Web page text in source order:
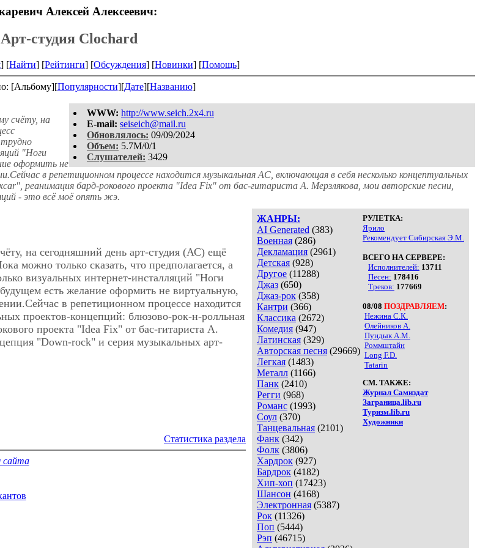
Алексей Алексеевич:
Арт-студия Clochard
] [Найти] [Рейтинги] [Обсуждения] [Новинки] [Помощь]
[Альбому][Популярности][Дате][Названию]
WWW: http://www.seich.2x4.ru
E-mail: seiseich@mail.ru
Обновлялось: 09/09/2024
Объем: 5.7M/0/1
Слушателей: 3429
счёту, на
"Ноги
оформить не
в репетиционном процессе находится музыкальная АС, включающая в себя несколько концептуальных
реанимация бард-рокового проекта "Idea Fix" от бас-гитариста А. Мерзлякова, мои авторские песни,
- это всё моё опять жэ.
ЖАНРЫ:
AI Generated (383)
Военная (286)
Декламация (2961)
Детская (928)
Другое (11288)
Джаз (650)
Джаз-рок (358)
Кантри (366)
Классика (2672)
Комедия (947)
Латинская (329)
Авторская песня (29669)
Легкая (1483)
Металл (1166)
Панк (2410)
Регги (968)
Романс (1993)
Соул (370)
Танцевальная (2101)
Фанк (342)
Фолк (3806)
Хардрок (927)
Бардрок (4182)
Хип-хоп (17423)
Шансон (4168)
Электронная (5387)
Рок (11326)
Поп (5444)
Рэп (46715)
РУЛЕТКА:
Ярило
Рекомендует Сибирская Э.М.
ВСЕГО НА СЕРВЕРЕ:
Исполнителей: 13711
Песен: 178416
Треков: 177669
08/08 ПОЗДРАВЛЯЕМ:
Нежина С.К.
Олейников А.
Пундык А.М.
Роммштайн
Long F.D.
Tatarin
СМ. ТАКЖЕ:
Журнал Самиздат
Заграница.lib.ru
Туризм.lib.ru
Художники
на сегодняшний день арт-студия (АС) ещё
можно только сказать, что предполагается, а
визуальных интернет-инсталляций "Ноги
есть желание оформить не виртуальную,
в репетиционном процессе находится
проектов-концепций: блюзово-рок-н-ролльная
проекта "Idea Fix" от бас-гитариста А.
"Down-rock" и серия музыкальных арт-
Статистика раздела
сайта